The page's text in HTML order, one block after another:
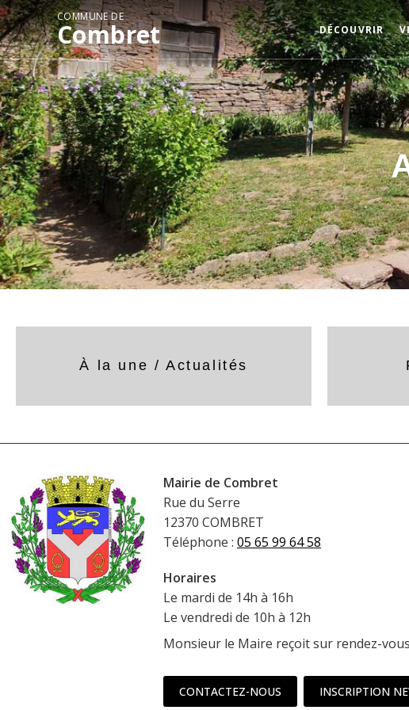
COMMUNE DE
Combret DÉCOUVRIR
À la une / Actualités
Mairie de Combret
Rue du Serre
12370 COMBRET
Téléphone : 05 65 99 64 58
Horaires
Le mardi de 14h à 16h
Le vendredi de 10h à 12h
Monsieur le Maire reçoit sur rendez-
CONTACTEZ-NOUS INSCRIPTION